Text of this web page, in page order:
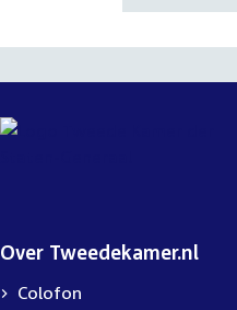
Over Tweedekamer.nl
Colofon